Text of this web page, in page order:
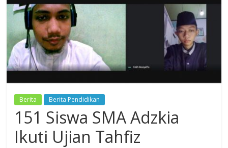
Dzikir,
Fikir,
Ikhtiar
Berita Berita Pendidikan
151 Siswa SMA Adzkia
Ikuti Ujian Tahfiz